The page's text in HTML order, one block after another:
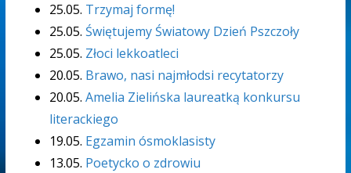
25.05. Trzymaj formę!
25.05. Świętujemy Światowy Dzień Pszczoły
25.05. Złoci lekkoatleci
20.05. Brawo, nasi najmłodsi recytatorzy
20.05. Amelia Zielińska laureatką konkursu
literackiego
19.05. Egzamin ósmoklasisty
13.05. Poetycko o zdrowiu